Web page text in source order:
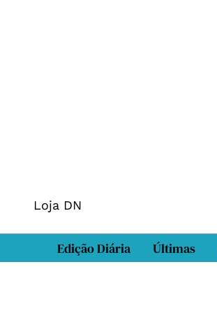
Loja DN
Edição Diária Últimas